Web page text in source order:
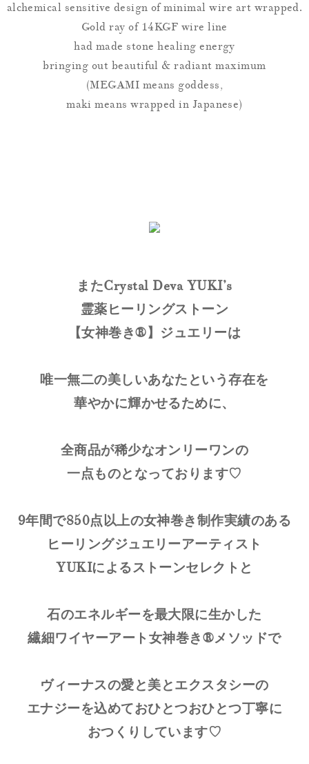
alchemical sensitive design of minimal wire art wrapped.
Gold ray of 14KGF wire line
had made stone healing energy
bringing out beautiful & radiant maximum
(MEGAMI means goddess,
maki means wrapped in Japanese)
またCrystal Deva YUKI’s
霊薬ヒーリングストーン
【女神巻き®】ジュエリーは
唯一無二の美しいあなたという存在を
華やかに輝かせるために、
全商品が稀少なオンリーワンの
一点ものとなっております♡
9年間で850点以上の女神巻き制作実績のある
ヒーリングジュエリーアーティスト
YUKIによるストーンセレクトと
石のエネルギーを最大限に生かした
繊細ワイヤーアート女神巻き®メソッドで
ヴィーナスの愛と美とエクスタシーの
エナジーを込めておひとつおひとつ丁寧に
おつくりしています♡